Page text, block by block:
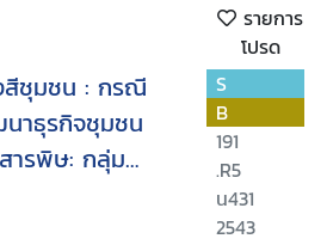
รายการ
โปรด
สีชุมชน : กรณี
าธุรกิจชุมชน
ารพิษ: กลุ่ม
รือ จังหวัดยโสธร
งสถาบันชุมชน
S
B
191
.R5
น431
2543